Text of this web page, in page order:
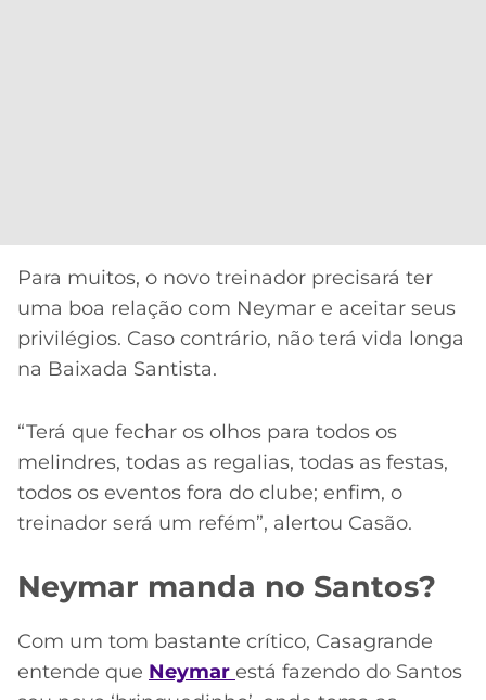
Para muitos, o novo treinador precisará ter
uma boa relação com Neymar e aceitar seus
privilégios. Caso contrário, não terá vida longa
na Baixada Santista.
“Terá que fechar os olhos para todos os
melindres, todas as regalias, todas as festas,
todos os eventos fora do clube; enfim, o
treinador será um refém”, alertou Casão.
Neymar manda no Santos?
Com um tom bastante crítico, Casagrande
entende que Neymar está fazendo do Santos